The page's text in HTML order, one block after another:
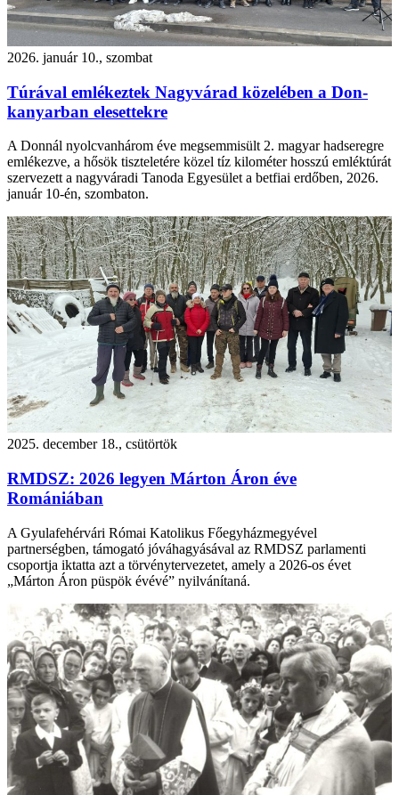
2026. január 10., szombat
Túrával emlékeztek Nagyvárad közelében a Don-
kanyarban elesettekre
A Donnál nyolcvanhárom éve megsemmisült 2. magyar hadseregre
emlékezve, a hősök tiszteletére közel tíz kilométer hosszú emléktúrát
szervezett a nagyváradi Tanoda Egyesület a betfiai erdőben, 2026.
január 10-én, szombaton.
2025. december 18., csütörtök
RMDSZ: 2026 legyen Márton Áron éve
Romániában
A Gyulafehérvári Római Katolikus Főegyházmegyével
partnerségben, támogató jóváhagyásával az RMDSZ parlamenti
csoportja iktatta azt a törvénytervezetet, amely a 2026-os évet
„Márton Áron püspök évévé” nyilvánítaná.